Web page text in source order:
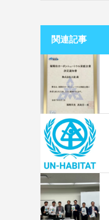
関連記事